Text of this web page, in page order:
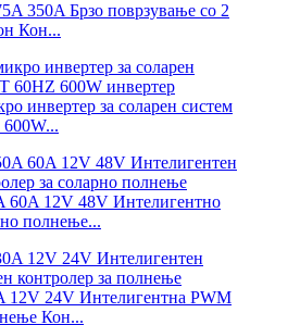
350A Брзо поврзување со 2
Кон...
инвертер за соларен систем
60A 12V 48V Интелигентно
полнење...
12V 24V Интелигентна PWM
Кон...